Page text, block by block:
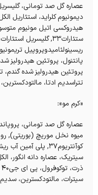
عصاره گل صد تومانی،
دیمونیوم کلراید، استئاریل
هیدروکسی اتیل مونیوم
ریسینولئامیدوپروپیل
پانتنول، پروتئین هیدرولیز
پروتئین هیدرولیز شده گندم،
تتراسدیم ادتا،
«کرم مو»:
عصاره گل صد تومانی،
میوه‌ نخل موریچ (بوریتی),
کوآنتریوم۳۷, پلی
سیتریک، عصاره دانه انگور،
سیترات، مالتودکسترین،